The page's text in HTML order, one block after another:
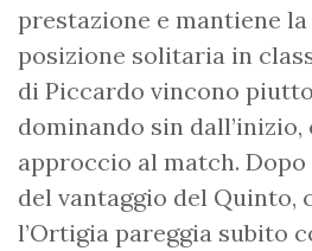
prestazione e mantiene la
posizione solitaria in
di Piccardo vincono
dominando sin
approccio al match. Dopo
del vantaggio del Quinto,
l’Ortigia pareggia subito